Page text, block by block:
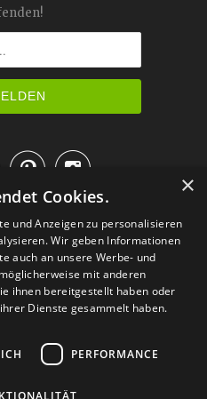
 ×
Cookies.
und Anzeigen zu personalisieren
Wir geben Informationen
auch an unsere Werbe- und
mit anderen
ihnen bereitgestellt haben oder
Dienste gesammelt haben.
PERFORMANCE